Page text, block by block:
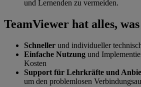
und Lernenden zu vermeiden.
TeamViewer hat alles,
Schneller und individueller
Einfache Nutzung und
Kosten
Support für Lehrkräfte und
um den problemlosen